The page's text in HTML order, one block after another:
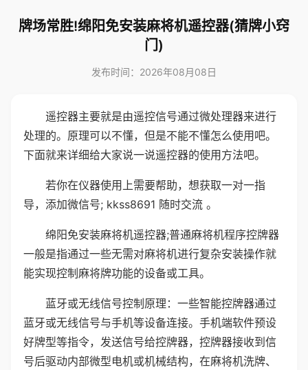
牌场常胜!绵阳免安装麻将机遥控器(猜牌小窍
门)
发布时间：2026年08月08日
遥控器主要就是由遥控信号通过微处理器来进行
处理的。原理可以不懂，但是不能不懂怎么使用吧。
下面就来详细给大家说一说遥控器的使用方法吧。
若你在仪器使用上需要帮助，想获取一对一指
导，添加微信号; kkss8691 随时交流 。
绵阳免安装麻将机遥控器;普通麻将机程序控牌器
一般是指通过一些无需对麻将机进行复杂安装操作就
能实现控制麻将牌功能的设备或工具。
蓝牙或无线信号控制原理：一些智能控牌器通过
蓝牙或无线信号与手机等设备连接。手机端软件预设
好牌型等指令，发送信号给控牌器，控牌器接收到信
号后驱动内部微型电机或机械结构，在麻将机洗牌、